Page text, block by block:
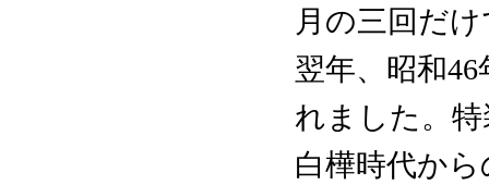
月の三回だ
翌年、昭和
れました。
白樺時代か